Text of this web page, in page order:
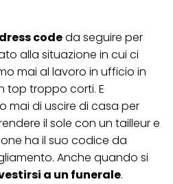
dress codeda seguire per
alla situazione in cui ci
mai al lavoro in ufficio in
top troppo corti. E
mai di uscire di casa per
il sole con un tailleur e
ha il suo codice da
Anche quando si
a un funerale.